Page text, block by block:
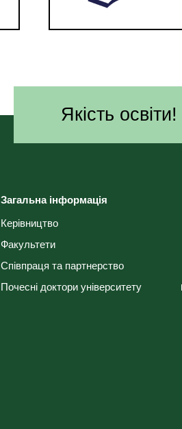
Якість
Загальна інформація
Керівництво
Факультети
Співпраця та партнерство
Почесні доктори університету